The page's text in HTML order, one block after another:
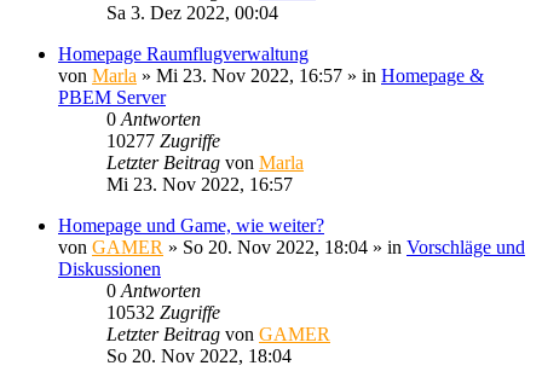
Sa 3. Dez 2022, 00:04
Homepage Raumflugverwaltung
von Marla » Mi 23. Nov 2022, 16:57 » in Homepage &
PBEM Server
0 Antworten
10277 Zugriffe
Letzter Beitrag von Marla
Mi 23. Nov 2022, 16:57
Homepage und Game, wie weiter?
von GAMER » So 20. Nov 2022, 18:04 » in Vorschläge und
Diskussionen
0 Antworten
10532 Zugriffe
Letzter Beitrag von GAMER
So 20. Nov 2022, 18:04